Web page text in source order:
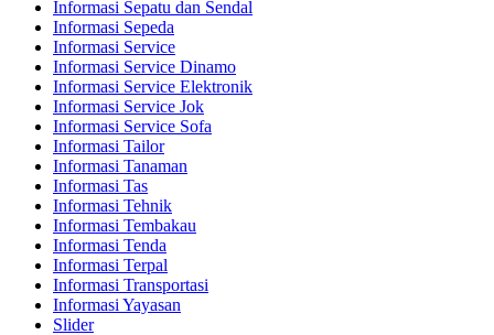
Informasi Sepatu dan Sendal
Informasi Sepeda
Informasi Service
Informasi Service Dinamo
Informasi Service Elektronik
Informasi Service Jok
Informasi Service Sofa
Informasi Tailor
Informasi Tanaman
Informasi Tas
Informasi Tehnik
Informasi Tembakau
Informasi Tenda
Informasi Terpal
Informasi Transportasi
Informasi Yayasan
Slider